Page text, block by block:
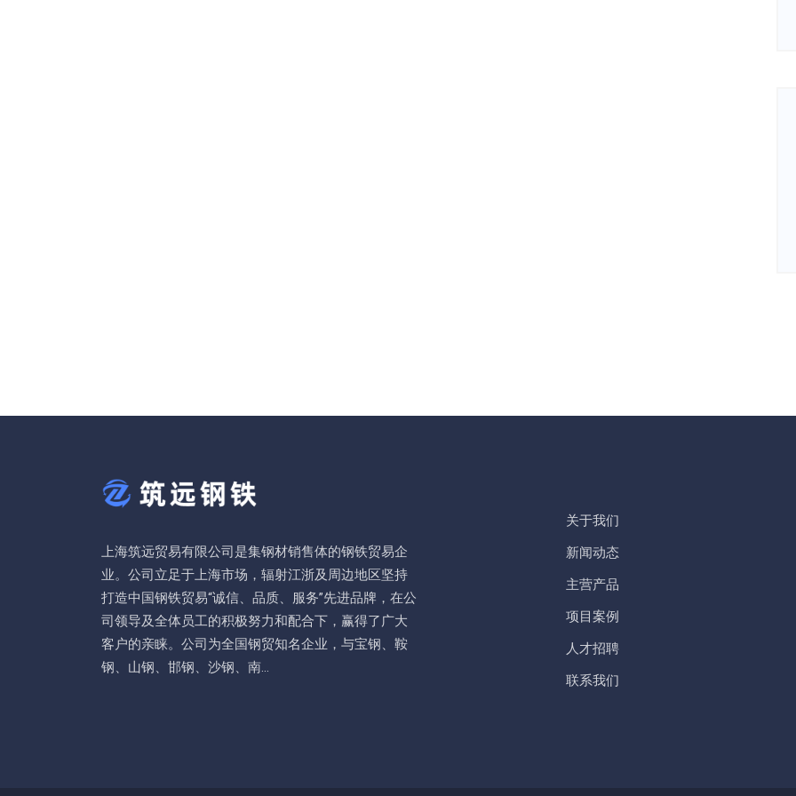
上海筑远贸易有限公司是集钢材销售体的钢铁贸易企
业。公司立足于上海市场，辐射江浙及周边地区坚持
打造中国钢铁贸易“诚信、品质、服务”先进品牌，在公
司领导及全体员工的积极努力和配合下，赢得了广大
客户的亲睐。公司为全国钢贸知名企业，与宝钢、鞍
钢、山钢、邯钢、沙钢、南...
关于我们
新闻动态
主营产品
项目案例
人才招聘
联系我们